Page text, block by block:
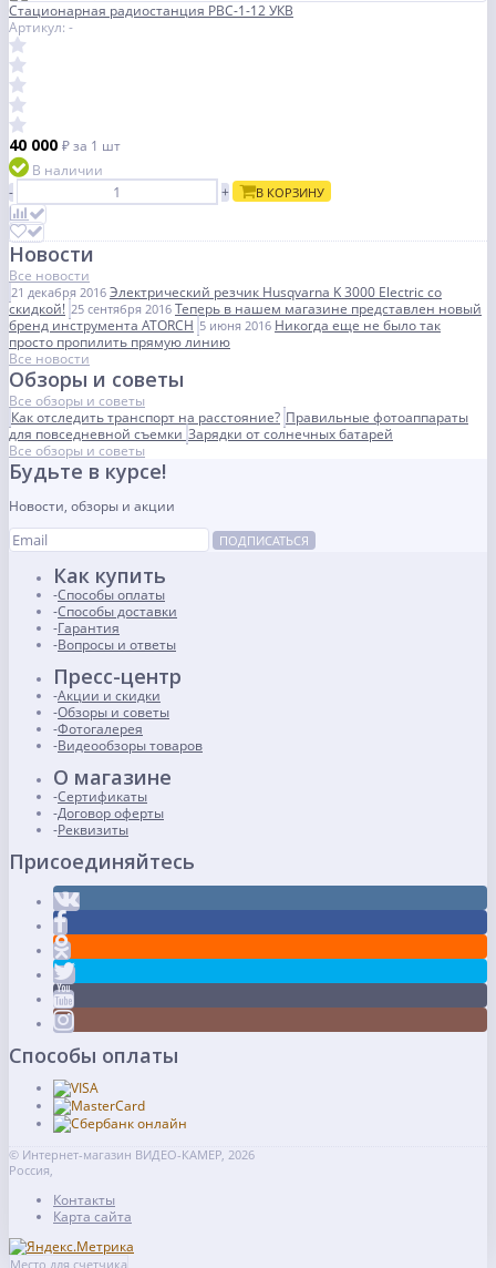
Стационарная радиостанция РВС-1-12 УКВ
Артикул: -
40 000 ₽за 1 шт
В наличии
-
+ В КОРЗИНУ
Новости
Все новости
21 декабря 2016 Электрический резчик Husqvarna K 3000 Electric со
скидкой! 25 сентября 2016 Теперь в нашем магазине представлен новый
бренд инструмента ATORCH 5 июня 2016 Никогда еще не было так
просто пропилить прямую линию
Все новости
Обзоры и советы
Все обзоры и советы
Как отследить транспорт на расстояние? Правильные фотоаппараты
для повседневной съемки Зарядки от солнечных батарей
Все обзоры и советы
Будьте в курсе!
Новости, обзоры и акции
ПОДПИСАТЬСЯ
Как купить
Способы оплаты
Способы доставки
Гарантия
Вопросы и ответы
Пресс-центр
Акции и скидки
Обзоры и советы
Фотогалерея
Видеообзоры товаров
О магазине
Сертификаты
Договор оферты
Реквизиты
Присоединяйтесь
Способы оплаты
© Интернет-магазин ВИДЕО-КАМЕР, 2026
Россия,
Контакты
Карта сайта
Место для счетчика